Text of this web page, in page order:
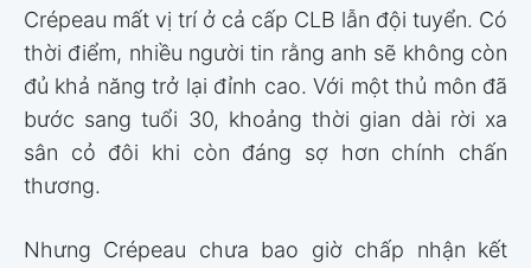
Crépeau mất vị trí ở cả cấp CLB lẫn đội tuyển. Có
thời điểm, nhiều người tin rằng anh sẽ không còn
đủ khả năng trở lại đỉnh cao. Với một thủ môn đã
bước sang tuổi 30, khoảng thời gian dài rời xa
sân cỏ đôi khi còn đáng sợ hơn chính chấn
thương.
Nhưng Crépeau chưa bao giờ chấp nhận kết